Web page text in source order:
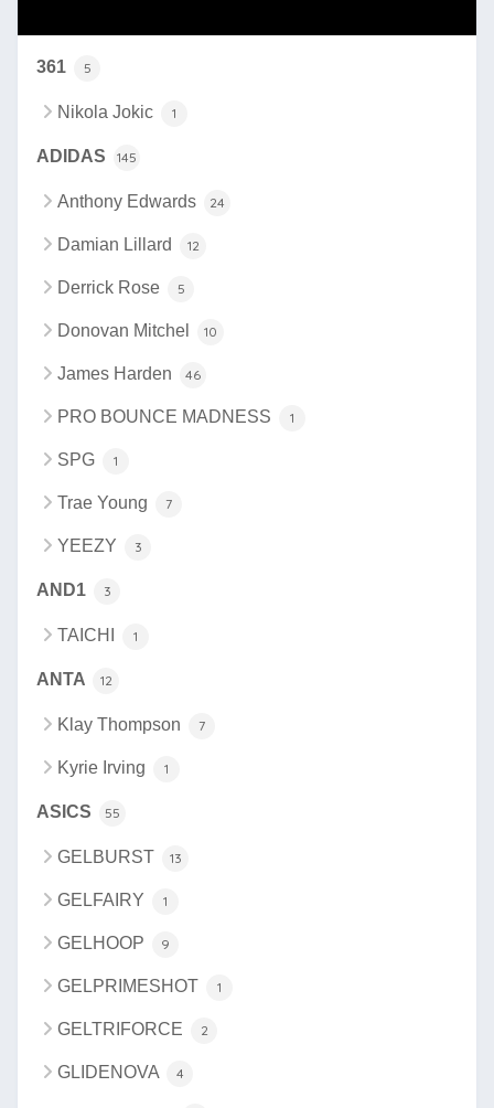
361 5
Nikola Jokic 1
ADIDAS 145
Anthony Edwards 24
Damian Lillard 12
Derrick Rose 5
Donovan Mitchel 10
James Harden 46
PRO BOUNCE MADNESS 1
SPG 1
Trae Young 7
YEEZY 3
AND1 3
TAICHI 1
ANTA 12
Klay Thompson 7
Kyrie Irving 1
ASICS 55
GELBURST 13
GELFAIRY 1
GELHOOP 9
GELPRIMESHOT 1
GELTRIFORCE 2
GLIDENOVA 4